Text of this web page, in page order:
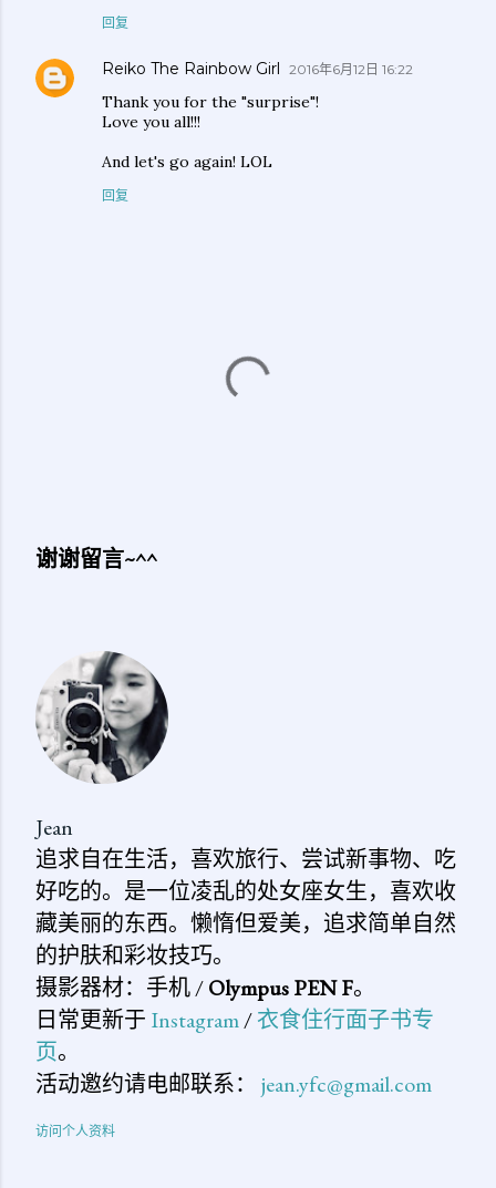
回复
Reiko The Rainbow Girl 2016年6月12日 16:22
Thank you for the "surprise"!
Love you all!!!
And let's go again! LOL
回复
论
谢谢留言~^^
Jean
追求自在生活，喜欢旅行、尝试新事物、吃
好吃的。是一位凌乱的处女座女生，喜欢收
藏美丽的东西。懒惰但爱美，追求简单自然
的护肤和彩妆技巧。
摄影器材：手机 /Olympus PEN F。
日常更新于 Instagram/衣食住行面子书专
页。
活动邀约请电邮联系： jean.yfc@gmail.com
访问个人资料